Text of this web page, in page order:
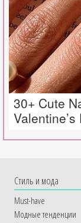
30+ Cute
Valentine’s
Cтиль и мода
Must-have
Модные тенденции